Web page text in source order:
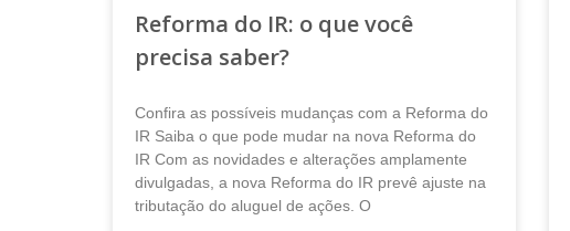
Reforma do IR: o que você
precisa saber?
Confira as possíveis mudanças com a Reforma do
IR Saiba o que pode mudar na nova Reforma do
IR Com as novidades e alterações amplamente
divulgadas, a nova Reforma do IR prevê ajuste na
tributação do aluguel de ações. O